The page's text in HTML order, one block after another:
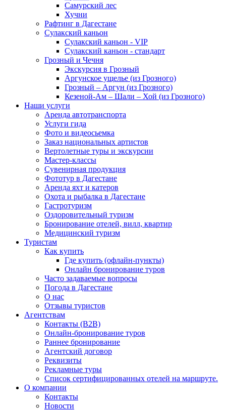
Самурский лес
Хучни
Рафтинг в Дагестане
Сулакский каньон
Сулакский каньон - VIP
Сулакский каньон - стандарт
Грозный и Чечня
Экскурсия в Грозный
Аргунское ущелье (из Грозного)
Грозный – Аргун (из Грозного)
Кезеной-Ам – Шали – Хой (из Грозного)
Наши услуги
Аренда автотранспорта
Услуги гида
Фото и видеосьемка
Заказ национальных артистов
Вертолетные туры и экскурсии
Мастер-классы
Сувенирная продукция
Фототур в Дагестане
Аренда яхт и катеров
Охота и рыбалка в Дагестане
Гастротуризм
Оздоровительный туризм
Бронирование отелей, вилл, квартир
Медицинский туризм
Туристам
Как купить
Где купить (офлайн-пункты)
Онлайн бронирование туров
Часто задаваемые вопросы
Погода в Дагестане
О нас
Отзывы туристов
Агентствам
Контакты (B2B)
Онлайн-бронирование туров
Раннее бронирование
Агентский договор
Реквизиты
Рекламные туры
Список сертифицированных отелей на маршруте.
О компании
Контакты
Новости